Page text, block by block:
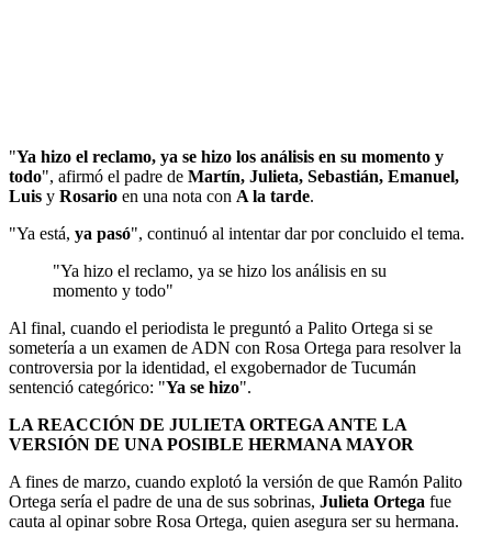
"Ya hizo el reclamo, ya se hizo los análisis en su momento y
todo", afirmó el padre de Martín, Julieta, Sebastián, Emanuel,
Luis y Rosario en una nota con A la tarde.
"Ya está, ya pasó", continuó al intentar dar por concluido el tema.
"Ya hizo el reclamo, ya se hizo los análisis en su
momento y todo"
Al final, cuando el periodista le preguntó a Palito Ortega si se
sometería a un examen de ADN con Rosa Ortega para resolver la
controversia por la identidad, el exgobernador de Tucumán
sentenció categórico: "Ya se hizo".
LA REACCIÓN DE JULIETA ORTEGA ANTE LA
VERSIÓN DE UNA POSIBLE HERMANA MAYOR
A fines de marzo, cuando explotó la versión de que Ramón Palito
Ortega sería el padre de una de sus sobrinas, Julieta Ortega fue
cauta al opinar sobre Rosa Ortega, quien asegura ser su hermana.